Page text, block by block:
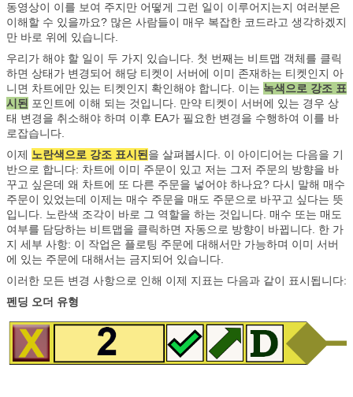
동영상이 이를 보여 주지만 어떻게 그런 일이 이루어지는지 여러분은
이해할 수 있을까요? 많은 사람들이 매우 복잡한 코드라고 생각하겠지
만 바로 위에 있습니다.
우리가 해야 할 일이 두 가지 있습니다. 첫 번째는 비트맵 객체를 클릭
하면 상태가 변경되어 해당 티켓이 서버에 이미 존재하는 티켓인지 아
니면 차트에만 있는 티켓인지 확인해야 합니다. 이는 녹색으로 강조 표
시된 포인트에 이해 되는 것입니다. 만약 티켓이 서버에 있는 경우 상
태 변경을 취소해야 하며 이후 EA가 필요한 변경을 수행하여 이를 바
로잡습니다.
이제 노란색으로 강조 표시된을 살펴봅시다. 이 아이디어는 다음을 기
반으로 합니다: 차트에 이미 주문이 있고 저는 그저 주문의 방향을 바
꾸고 싶은데 왜 차트에 또 다른 주문을 넣어야 하나요? 다시 말해 매수
주문이 있었는데 이제는 매수 주문을 매도 주문으로 바꾸고 싶다는 뜻
입니다. 노란색 조각이 바로 그 역할을 하는 것입니다. 매수 또는 매도
여부를 담당하는 비트맵을 클릭하면 자동으로 방향이 바뀝니다. 한 가
지 세부 사항: 이 작업은 플로팅 주문에 대해서만 가능하며 이미 서버
에 있는 주문에 대해서는 금지되어 있습니다.
이러한 모든 변경 사항으로 인해 이제 지표는 다음과 같이 표시됩니다:
펜딩 오더 유형